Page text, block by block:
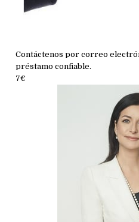
Contáctenos por correo
préstamo confiable.
7€